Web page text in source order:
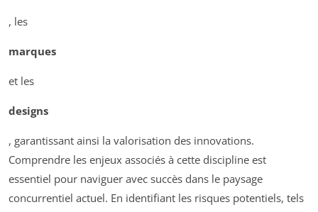
, les
marques
et les
designs
, garantissant ainsi la valorisation des innovations.
Comprendre les enjeux associés à cette discipline est
essentiel pour naviguer avec succès dans le paysage
concurrentiel actuel. En identifiant les risques potentiels, tels